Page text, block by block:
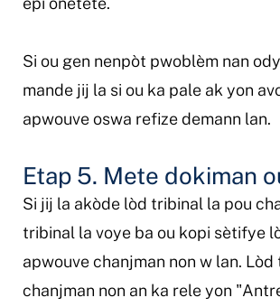
Si ou gen nenpòt pwoblèm nan
mande jij la si ou ka pale ak yon
apwouve oswa refize demann lan.
Etap 5. Mete dokiman
Si jij la akòde lòd tribinal la pou
tribinal la voye ba ou kopi sètifye
apwouve chanjman non w lan.
chanjman non an ka rele yon